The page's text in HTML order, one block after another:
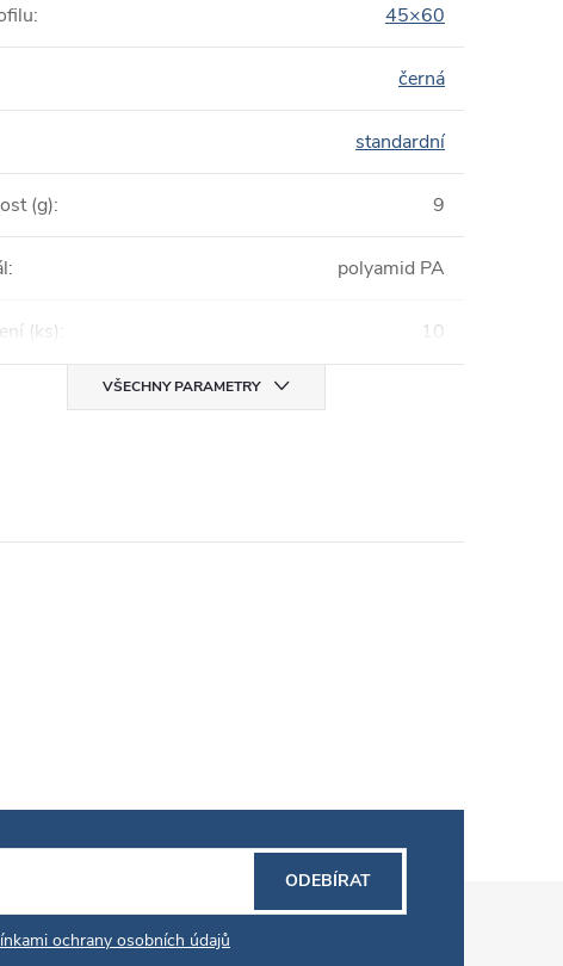
: 45×60
černá
standardní
(g): 9
: polyamid PA
(ks): 10
VŠECHNY PARAMETRY
ochrany osobních údajů
ODEBÍRAT